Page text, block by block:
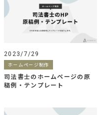
2023/7/29
ホームページ制作
司法書士のホームページの原
稿例・テンプレート